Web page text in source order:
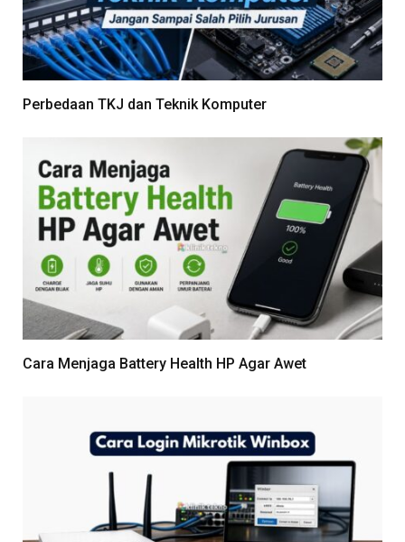
Perbedaan TKJ dan Teknik Komputer
Cara Menjaga Battery Health HP Agar Awet